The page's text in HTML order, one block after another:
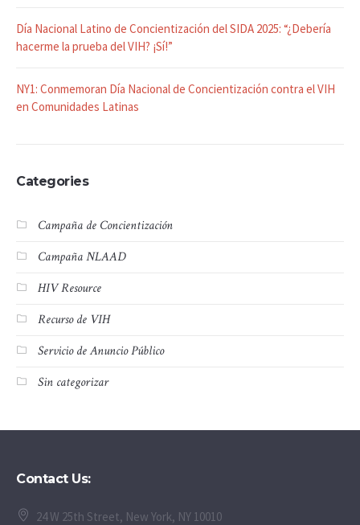
Día Nacional Latino de Concientización del SIDA 2025: “¿Debería
hacerme la prueba del VIH? ¡Sí!”
NY1: Conmemoran Día Nacional de Concientización contra el VIH
en Comunidades Latinas
Categories
Campaña de Concientización
Campaña NLAAD
HIV Resource
Recurso de VIH
Servicio de Anuncio Público
Sin categorizar
Contact Us:
24 W 25th Street, New York, NY 10010